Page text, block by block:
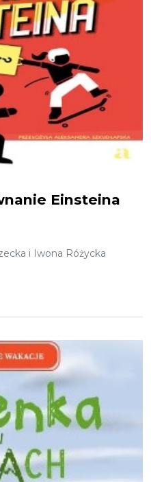
Einsteina
i Iwona Różycka